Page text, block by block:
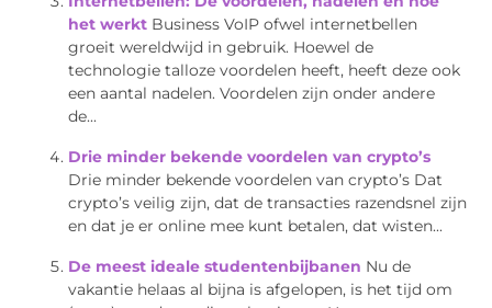
het werkt Business VoIP ofwel internetbellen
groeit wereldwijd in gebruik. Hoewel de
technologie talloze voordelen heeft, heeft deze ook
een aantal nadelen. Voordelen zijn onder andere
de...
Drie minder bekende voordelen van crypto’s
Drie minder bekende voordelen van crypto’s Dat
crypto’s veilig zijn, dat de transacties razendsnel zijn
en dat je er online mee kunt betalen, dat wisten...
De meest ideale studentenbijbanen Nu de
vakantie helaas al bijna is afgelopen, is het tijd om